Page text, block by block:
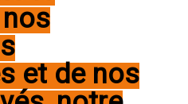
et de nos